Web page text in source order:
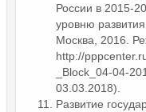
России в 2015-
уровню
Москва, 2016.
http://
_Block_04-04-
03.03.2018).
Развитие